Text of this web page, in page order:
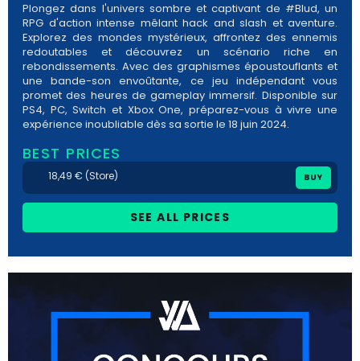
Plongez dans l'univers sombre et captivant de #Blud, un
RPG d'action intense mêlant hack and slash et aventure.
Explorez des mondes mystérieux, affrontez des ennemis
redoutables et découvrez un scénario riche en
rebondissements. Avec des graphismes époustouflants et
une bande-son envoûtante, ce jeu indépendant vous
promet des heures de gameplay immersif. Disponible sur
PS4, PC, Switch et Xbox One, préparez-vous à vivre une
expérience inoubliable dès sa sortie le 18 juin 2024.
BEST PRICES
18,49 € (Store) BUY
SEE ALL PRICES